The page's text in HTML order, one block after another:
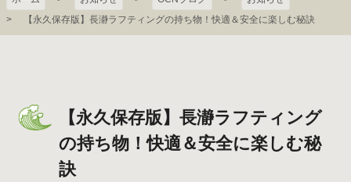
【永久保存版】長瀞ラフティングの持ち物！快適＆安全に楽しむ秘訣
【永久保存版】長瀞ラフティング
の持ち物！快適＆安全に楽しむ秘
訣